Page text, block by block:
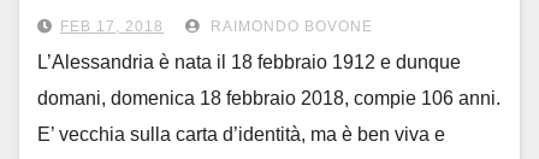
Come? Battendo il Monza
FEB 17, 2018 RAIMONDO BOVONE
L’Alessandria è nata il 18 febbraio 1912 e dunque
domani, domenica 18 febbraio 2018, compie 106 anni.
E’ vecchia sulla carta d’identità, ma è ben viva e